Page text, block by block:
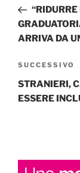
precedente:
ARRIVA DA
Articolo
successivo
SUCCESSIVO
STRANIERI,
ESSERE